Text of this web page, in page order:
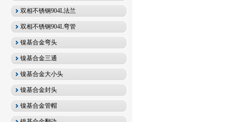
双相不锈钢904L法兰
双相不锈钢904L弯管
镍基合金弯头
镍基合金三通
镍基合金大小头
镍基合金封头
镍基合金管帽